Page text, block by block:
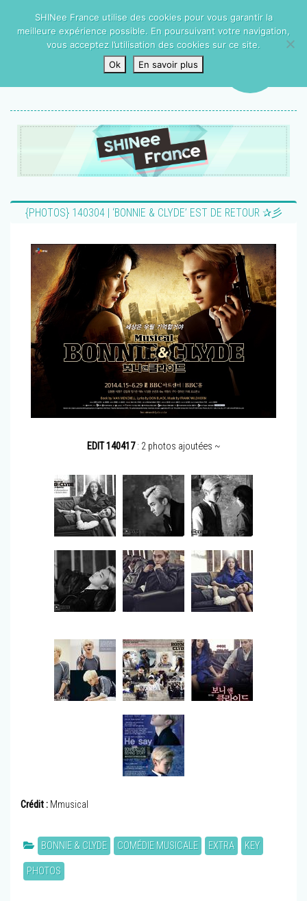
{PHOTOS} 140304 | ‘BONNIE & CLYDE’ EST DE RETOUR ✰彡
EDIT 140417: 2 photos ajoutées ~
Crédit : Mmusical
BONNIE & CLYDE COMÉDIE MUSICALE EXTRA KEY
PHOTOS
SHINee France utilise des cookies pour vous garantir la
meilleure expérience possible. En poursuivant votre navigation,
vous acceptez l’utilisation des cookies sur ce site.
Ok
En savoir plus